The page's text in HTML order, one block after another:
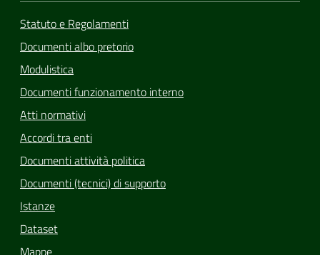
Statuto e Regolamenti
Documenti albo pretorio
Modulistica
Documenti funzionamento interno
Atti normativi
Accordi tra enti
Documenti attività politica
Documenti (tecnici) di supporto
Istanze
Dataset